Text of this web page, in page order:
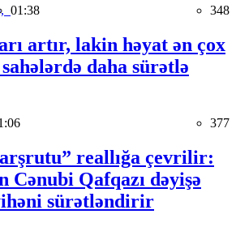
01:38 348
artır, lakin həyat ən çox
daha sürətlə
377
reallığa çevrilir:
Cənubi Qafqazı dəyişə
sürətləndirir